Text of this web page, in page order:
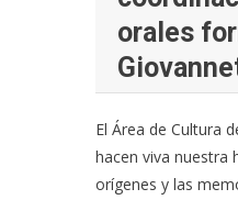
orales
El Área de Cultura
hacen viva nuestra
orígenes y las